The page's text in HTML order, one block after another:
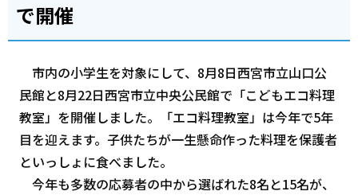
で開催
市内の小学生を対象にして、8月8日西宮市立山口公
民館と8月22日西宮市立中央公民館で「こどもエコ料理
教室」を開催しました。「エコ料理教室」は今年で5年
目を迎えます。子供たちが一生懸命作った料理を保護者
といっしょに食べました。
今年も多数の応募者の中から選ばれた8名と15名が、